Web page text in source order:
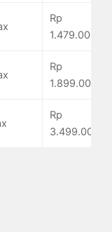
Rp
1.479.000
Rp
1.899.000
Rp
3.499.000